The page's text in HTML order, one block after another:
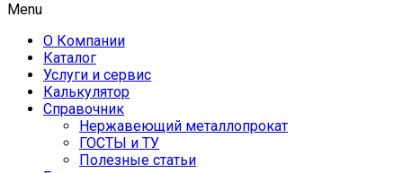
Menu
О Компании
Каталог
Услуги и сервис
Калькулятор
Справочник
Нержавеющий металлопрокат
ГОСТЫ и ТУ
Полезные статьи